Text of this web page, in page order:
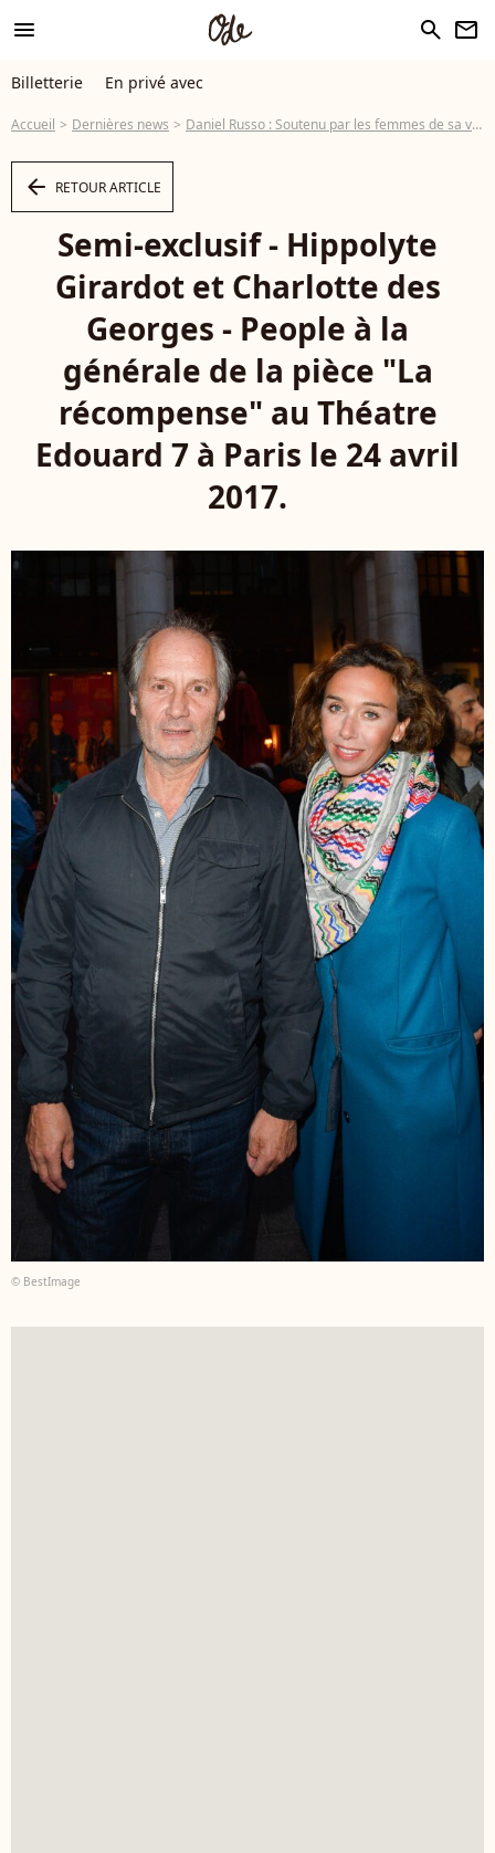
menu search newsletter
Billetterie En privé avec
Accueil Dernières news Daniel Russo : Soutenu par les femmes de sa vie et ses amis VIP...
arrow_left RETOUR ARTICLE
Semi-exclusif - Hippolyte
Girardot et Charlotte des
Georges - People à la
générale de la pièce "La
récompense" au Théatre
Edouard 7 à Paris le 24 avril
2017.
© BestImage